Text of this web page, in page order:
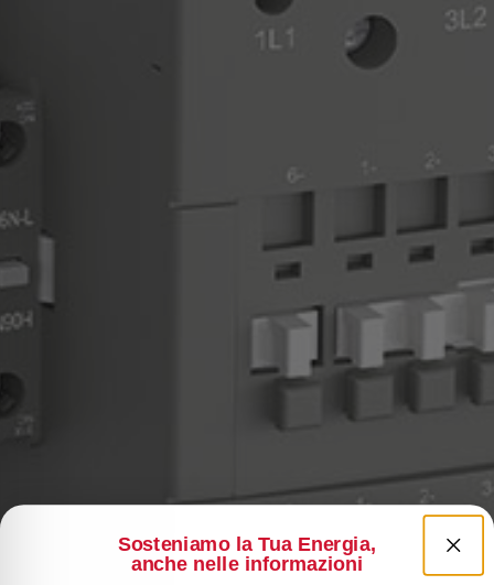
Sosteniamo la Tua Energia,
anche nelle informazioni